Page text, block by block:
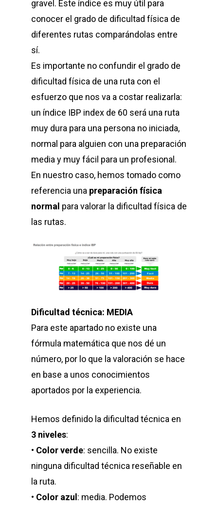
gravel. Este índice es muy útil para
conocer el grado de dificultad física de
diferentes rutas comparándolas entre
sí.
Es importante no confundir el grado de
dificultad física de una ruta con el
esfuerzo que nos va a costar realizarla:
un índice IBP index de 60 será una ruta
muy dura para una persona no iniciada,
normal para alguien con una preparación
media y muy fácil para un profesional.
En nuestro caso, hemos tomado como
referencia una preparación física
normal para valorar la dificultad física de
las rutas.
Dificultad técnica: MEDIA
Para este apartado no existe una
fórmula matemática que nos dé un
número, por lo que la valoración se hace
en base a unos conocimientos
aportados por la experiencia.
Hemos definido la dificultad técnica en
3 niveles:
• Color verde: sencilla. No existe
ninguna dificultad técnica reseñable en
la ruta.
• Color azul : media. Podemos